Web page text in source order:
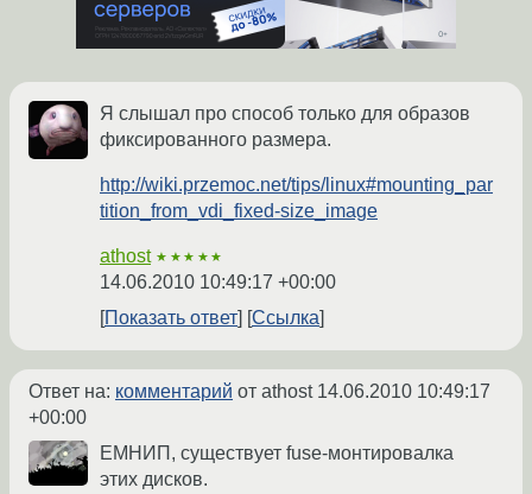
Я слышал про способ только для образов
фиксированного размера.
http://wiki.przemoc.net/tips/linux#mounting_par
tition_from_vdi_fixed-size_image
athost ★★★★★
14.06.2010 10:49:17 +00:00
Показать ответ
Ссылка
Ответ на: комментарий от athost 14.06.2010 10:49:17
+00:00
ЕМНИП, существует fuse-монтировалка
этих дисков.